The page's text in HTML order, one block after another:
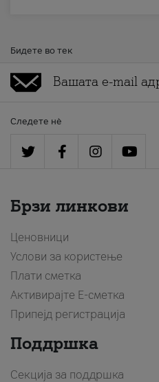
Бидете во тек
Следете нè
Брзи линкови
Ценовници
Услови за користење
Плати сметка
Активирајте Е-сметка
Припејд регистрација
Поддршка
Секција за поддршка